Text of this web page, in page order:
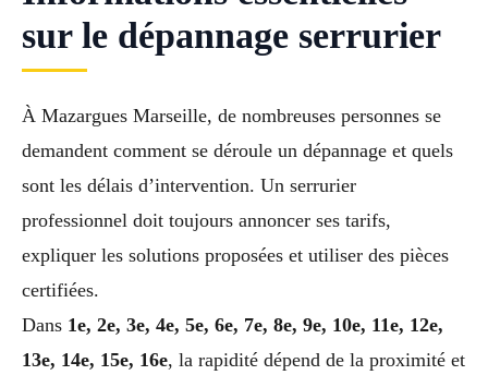
sur le dépannage serrurier
À Mazargues Marseille, de nombreuses personnes se
demandent comment se déroule un dépannage et quels
sont les délais d’intervention. Un serrurier
professionnel doit toujours annoncer ses tarifs,
expliquer les solutions proposées et utiliser des pièces
certifiées.
Dans 1e, 2e, 3e, 4e, 5e, 6e, 7e, 8e, 9e, 10e, 11e, 12e,
13e, 14e, 15e, 16e, la rapidité dépend de la proximité et